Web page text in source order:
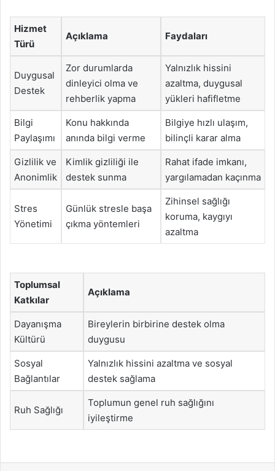
Hizmet
Türü
Açıklama Faydaları
Duygusal
Destek
Zor durumlarda
dinleyici olma ve
rehberlik yapma
Yalnızlık hissini
azaltma, duygusal
yükleri hafifletme
Bilgi
Paylaşımı
Konu hakkında
anında bilgi verme
Bilgiye hızlı ulaşım,
bilinçli karar alma
Gizlilik ve
Anonimlik
Kimlik gizliliği ile
destek sunma
Rahat ifade imkanı,
yargılamadan kaçınma
Stres
Yönetimi
Günlük stresle başa
çıkma yöntemleri
Zihinsel sağlığı
koruma, kaygıyı
azaltma
Toplumsal
Katkılar
Açıklama
Dayanışma
Kültürü
Bireylerin birbirine destek olma
duygusu
Sosyal
Bağlantılar
Yalnızlık hissini azaltma ve sosyal
destek sağlama
Ruh Sağlığı
Toplumun genel ruh sağlığını
iyileştirme